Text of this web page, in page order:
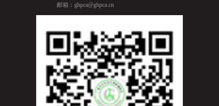
邮箱：ghpca@ghpca.cn